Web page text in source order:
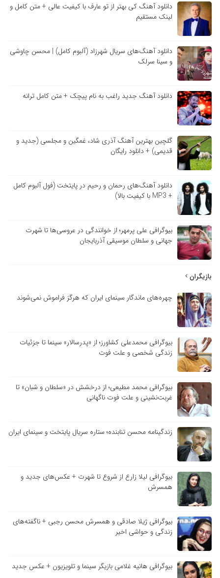
دانلود آهنگ کی بهتر از تو عارف با کیفیت عالی + متن کامل و
لینک مستقیم
دانلود آهنگ‌های سریال شهرزاد (آلبوم کامل) | محسن چاوشی
و سینا سرلک
دانلود آهنگ جدید راغب به نام پیچک + متن کامل ترانه
گلچین بهترین آهنگ آذری شاد، غمگین و مجلسی (جدید و
قدیمی) + دانلود رایگان
دانلود آهنگ‌های رحمان و رحیم در پایتخت (فول آلبوم کامل
+ MP3 با کیفیت بالا)
بیوگرافی علی پرمهر؛ از خوانندگی در عروسی‌ها تا شهرت
جهانی و سلطان موسیقی آذربایجان
بازیگران
چهره‌های ماندگار سینمای ایران که هرگز فراموش نمی‌شوند
بیوگرافی محمدعلی کشاورز؛ از «پدرسالار» سینما تا جزئیات
زندگی شخصی و علت فوت
بیوگرافی محمد مطیعی؛ از درخشش در «سلطان و شبان» تا
غربت‌نشینی و علت فوت ناگهانی
زندگینامه محسن تنابنده؛ ستاره سریال پایتخت و سینمای ایران
بیوگرافی لیلا زارع از شروع تا شهرت + عکس‌های جدید و
همسرش
بیوگرافی ژیلا صادقی و همسرش محسن رجبی + ناگفته‌های
زندگی و حواشی اخیر
بیوگرافی هانیه غلامی بازیگر سینما و تلویزیون + عکس جدید